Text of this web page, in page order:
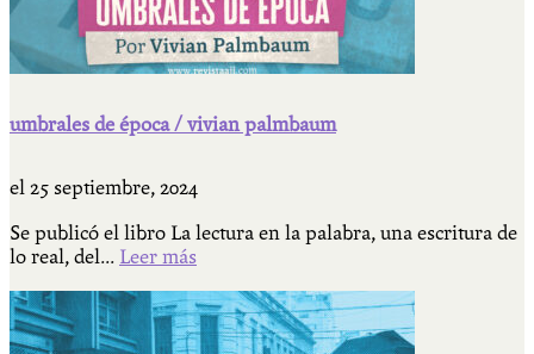
umbrales de época / vivian palmbaum
el 25 septiembre, 2024
Se publicó el libro La lectura en la palabra, una escritura de
lo real, del... Leer más